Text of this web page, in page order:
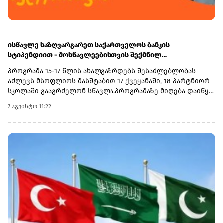
ისწავლე საზღვარგარეთ საქართველოს ბანკის
სტიპენდიით - მოსწავლეებისთვის შექმნილ
პროგრამა 15-17 წლის ახალგაზრდებს შესაძლებლობას
აძლევს მსოფლიოს მასშტაბით 17 ქვეყანაში, 18 პარტნიორ
სკოლაში გააგრძელონ სწავლა.პროგრამაზე მიღება დაიწყო
ეწვიეთ ვებგვერდს. ინფორმაციისთვის, გაერთიანებული
მსოფლიო სკოლები (UWC) წარმოადგენს საერთაშორისო
საგანმანათლებლო მოძრაობას ახალგაზრდებისთვის,
სხვადასხვა ერისა და კულტურის დასაახლოებლად და ამ
გზით შეუწყოს ხელი მშვიდობიანი და მდგრადი მომავლის
შექმნას. UWC მსოფლიოს სხვადასხვა კონტინენტის 18
საერთაშორისო სკოლასა და კოლეჯს აერთიანებს.
პროგრამის ფარგლებში სწავლება მიმდინარეობს 17
სხვადასხვა ქვეყანაში, მათ შორის − კანადაში, აშშ-ში,
ჩინეთში, იაპონიაში, ტაილანდში, გერმანიასა და
იტალიაში.საქართველოს ბანკმა UWC Georgia-სთან
7 აგვისტო 11:22